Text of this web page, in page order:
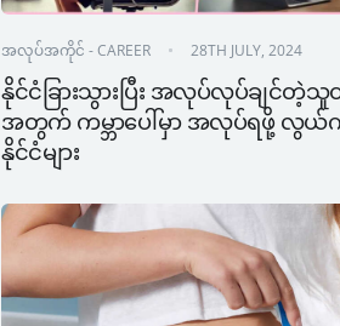
အလုပ်အကိုင် - CAREER 28TH JULY, 2024
နိုင်ငံခြားသွားပြီး အလုပ်လုပ်ချင်တဲ့
အတွက် ကမ္ဘာပေါ်မှာ အလုပ်ရဖို့ လွ
နိုင်ငံများ